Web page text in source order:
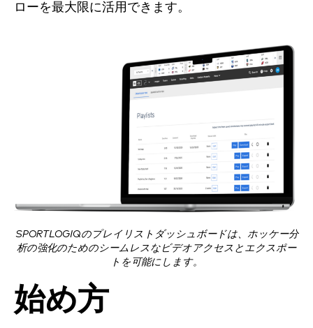
ローを最大限に活用できます。
SPORTLOGIQのプレイリストダッシュボードは、ホッケー分
析の強化のためのシームレスなビデオアクセスとエクスポー
トを可能にします。
始め方